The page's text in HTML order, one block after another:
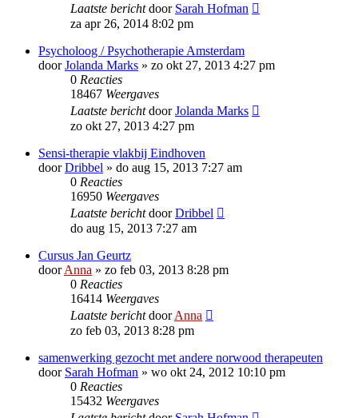
Laatste berichtdoor Sarah Hofman
za apr 26, 2014 8:02 pm
Psycholoog / Psychotherapie Amsterdam
doorJolanda Marks » zo okt 27, 2013 4:27 pm
0 Reacties
18467 Weergaves
Laatste berichtdoorJolanda Marks
zo okt 27, 2013 4:27 pm
Sensi-therapie vlakbij Eindhoven
doorDribbel » do aug 15, 2013 7:27 am
0 Reacties
16950 Weergaves
Laatste berichtdoorDribbel
do aug 15, 2013 7:27 am
Cursus Jan Geurtz
doorAnna » zo feb 03, 2013 8:28 pm
0 Reacties
16414 Weergaves
Laatste berichtdoorAnna
zo feb 03, 2013 8:28 pm
samenwerking gezocht met andere norwood therapeuten
door Sarah Hofman » wo okt 24, 2012 10:10 pm
0 Reacties
15432 Weergaves